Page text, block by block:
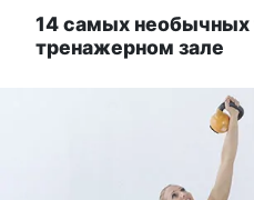
14 самых необычных
тренажерном зале